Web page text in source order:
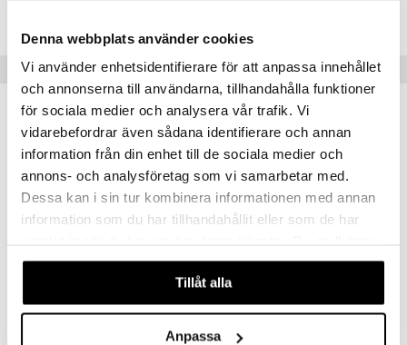
Denna webbplats använder cookies
Vi använder enhetsidentifierare för att anpassa innehållet
och annonserna till användarna, tillhandahålla funktioner
för sociala medier och analysera vår trafik. Vi
vidarebefordrar även sådana identifierare och annan
information från din enhet till de sociala medier och
annons- och analysföretag som vi samarbetar med.
Dessa kan i sin tur kombinera informationen med annan
information som du har tillhandahållit eller som de har
våra cookies vid fortsatt användande av vår webbplats.
Tillåt alla
Anpassa
Suositut tuotteet
COSTA NOVA
-39%
SPODE